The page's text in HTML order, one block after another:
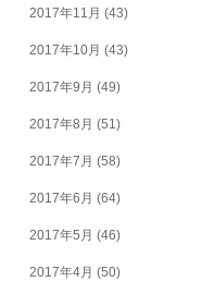
2017年11月 (43)
2017年10月 (43)
2017年9月 (49)
2017年8月 (51)
2017年7月 (58)
2017年6月 (64)
2017年5月 (46)
2017年4月 (50)